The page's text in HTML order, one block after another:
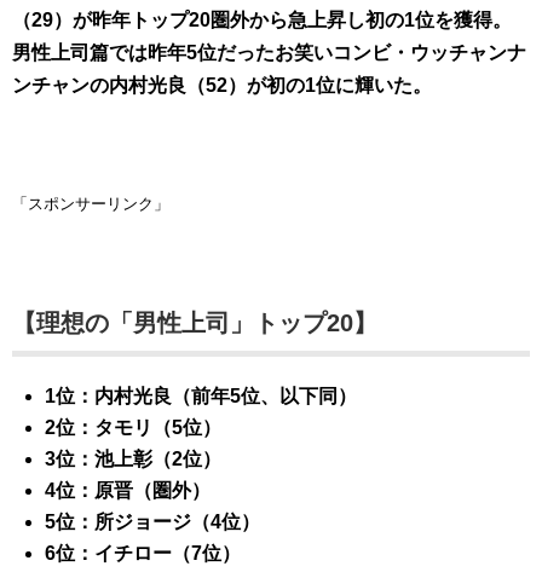
（29）が昨年トップ20圏外から急上昇し初の1位を獲得。
男性上司篇では昨年5位だったお笑いコンビ・ウッチャンナ
ンチャンの内村光良（52）が初の1位に輝いた。
「スポンサーリンク」
【理想の「男性上司」トップ20】
1位：内村光良（前年5位、以下同）
2位：タモリ（5位）
3位：池上彰（2位）
4位：原晋（圏外）
5位：所ジョージ（4位）
6位：イチロー（7位）